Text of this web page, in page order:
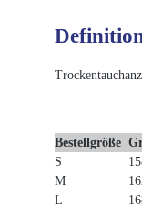
Bestellgröße
S
M
L